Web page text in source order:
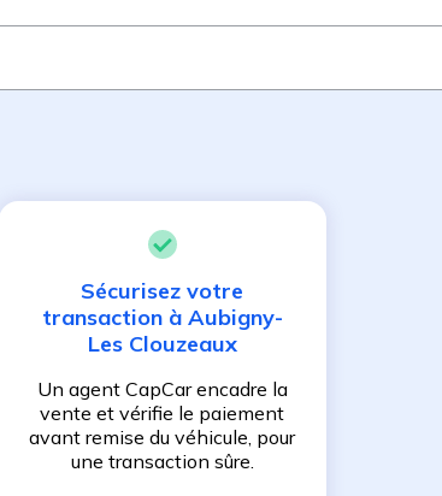
Sécurisez votre
transaction à Aubigny-
Les Clouzeaux
Un agent CapCar encadre la
vente et vérifie le paiement
avant remise du véhicule, pour
une transaction sûre.